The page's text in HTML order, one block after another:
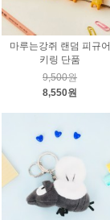
마루는강쥐 랜덤 피규어
키링 단품
9,500원
8,550원